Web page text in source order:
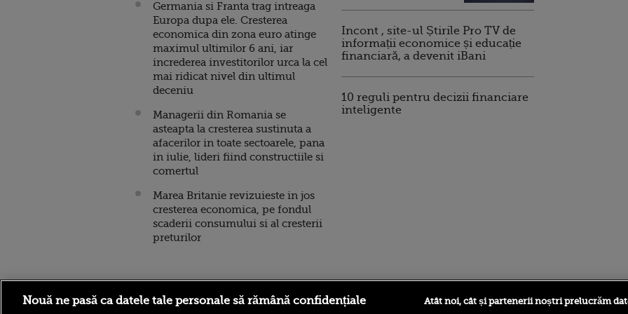
Germania si Franta trag intreaga
Europa dupa ele. Cresterea
economica din zona euro atinge
maximul ultimilor 6 ani, iar
increderea investitorilor urca la cel
mai ridicat nivel din ultimul
deceniu
Managerii din Romania se
asteapta la cresterea sustinuta a
afacerilor in toate sectoarele, pana
in iulie, lideri fiind constructiile si
comertul
Marea Britanie revizuieste in jos
cresterea economica, pe fondul
scaderii consumului si al cresterii
preturilor
Incont , site-ul Știrile Pro TV de
informații economice și educație
financiară, a devenit iBani
10 reguli pentru decizii financiare
inteligente
Stirileprotv.ro ilike-it.ro foodstory.ro Procinema.ro
Nouă ne pasă ca datele tale personale să rămână confidențiale Atât noi, cât și partenerii noștri prelucrăm